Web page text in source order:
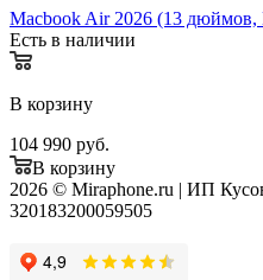
Macbook Air 2026 (13 дюймов,
Есть в наличии
В корзину
104 990 руб.
В корзину
2026 © Miraphone.ru | ИП
320183200059505